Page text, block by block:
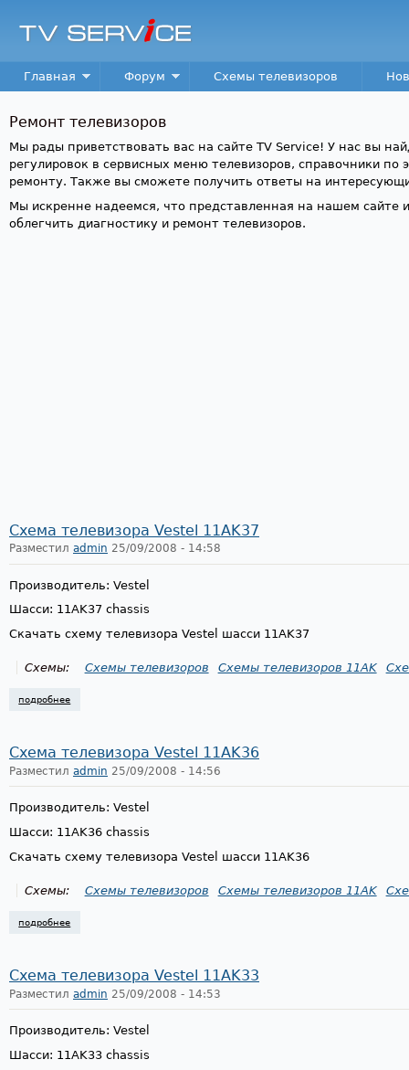
TV
Service
Main menu
Главная Форум Схемы телевизоров
Ремонт телевизоров
Мы рады приветствовать вас на сайте TV Service! У нас вы
регулировок в сервисных меню телевизоров, справочники
ремонту. Также вы сможете получить ответы на
Мы искренне надеемся, что представленная на нашем
облегчить диагностику и ремонт телевизоров.
Схема телевизора Vestel 11AK37
Разместил admin 25/09/2008 - 14:58
Производитель: Vestel
Шасси: 11AK37 chassis
Скачать схему телевизора Vestel шасси 11AK37
Схемы: Схемы телевизоров Схемы телевизоров 11AK
подробнее
Схема телевизора Vestel 11AK36
Разместил admin 25/09/2008 - 14:56
Производитель: Vestel
Шасси: 11AK36 chassis
Скачать схему телевизора Vestel шасси 11AK36
Схемы: Схемы телевизоров Схемы телевизоров 11AK
подробнее
Схема телевизора Vestel 11AK33
Разместил admin 25/09/2008 - 14:53
Производитель: Vestel
Шасси: 11AK33 chassis